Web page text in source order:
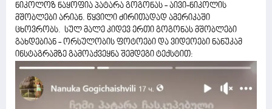
ნიკოლოზ ნაყოფია პატარა გოგონას - აივი-ნიკოლის
მშობლები არიან. წყვილი ძირითადად ამერიკაში
ცხოვრობს. სულ მალე კიდევ ერთი გოგონას მშობლები
გახდებიან - ორსულობის ფოტოები და ვიდეოები ნანუკამ
ინსტაგრამზე გამოაქვეყნა შემდეგი ტექსტით: